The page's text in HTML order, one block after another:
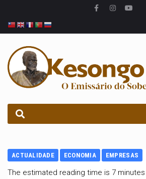
ACTUALIDADE ECONOMIA EMPRESAS
The estimated reading time is 7 minutes
PROCURAR